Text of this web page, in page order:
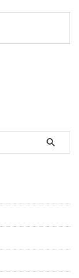
クレジットカー
が必要になる
ゃくちゃ簡単
この記事では、
秒〜3分30秒が
ポン音が止まる
タイミング・1袋
パ最強 コストコ